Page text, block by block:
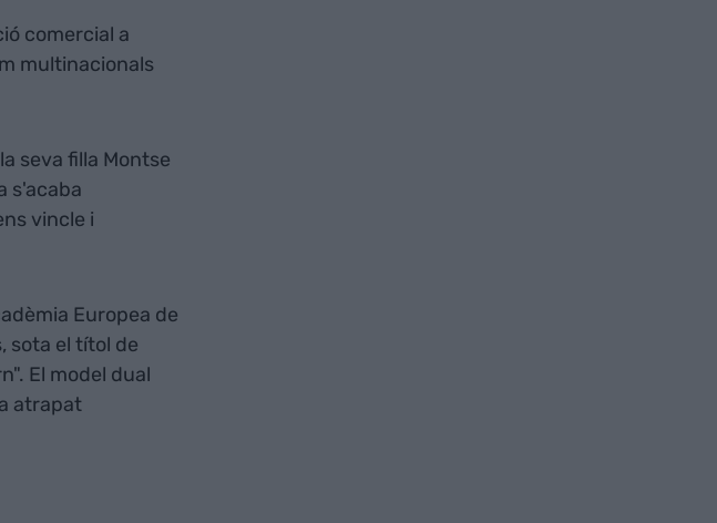
comercial a
multinacionals
seva filla Montse
s'acaba
vincle i
Europea de
sota el títol de
El model dual
atrapat